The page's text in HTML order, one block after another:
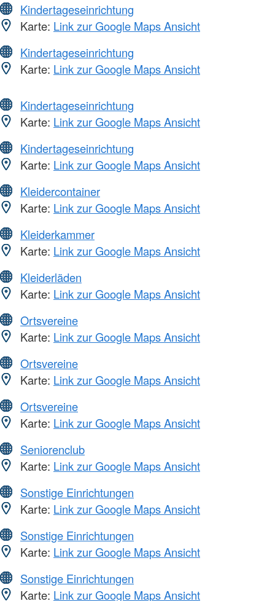
Kindertageseinrichtung
Karte: Link zur Google Maps Ansicht
Kindertageseinrichtung
Karte: Link zur Google Maps Ansicht
Kindertageseinrichtung
Karte: Link zur Google Maps Ansicht
Kindertageseinrichtung
Karte: Link zur Google Maps Ansicht
Kleidercontainer
Karte: Link zur Google Maps Ansicht
Kleiderkammer
Karte: Link zur Google Maps Ansicht
Kleiderläden
Karte: Link zur Google Maps Ansicht
Ortsvereine
Karte: Link zur Google Maps Ansicht
Ortsvereine
Karte: Link zur Google Maps Ansicht
Ortsvereine
Karte: Link zur Google Maps Ansicht
Seniorenclub
Karte: Link zur Google Maps Ansicht
Sonstige Einrichtungen
Karte: Link zur Google Maps Ansicht
Sonstige Einrichtungen
Karte: Link zur Google Maps Ansicht
Sonstige Einrichtungen
Karte: Link zur Google Maps Ansicht